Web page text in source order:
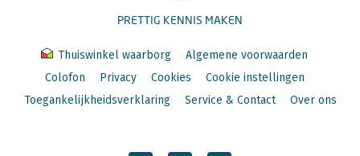
PRETTIG KENNIS MAKEN
Thuiswinkel waarborg
Algemene voorwaarden
Colofon
Privacy Cookies
Cookie instellingen
Toegankelijkheidsverklaring
Service & Contact Over ons